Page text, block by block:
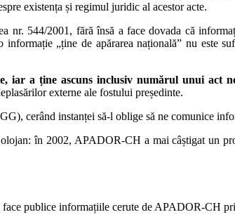
existența și regimul juridic al acestor acte.
544/2001, fără însă a face dovada că
„ține de apărarea națională” nu este
iar a ține ascuns inclusiv numărul unui act
externe ale fostului președinte.
cerând instanței să-l oblige să ne comunice
în 2002, APADOR-CH a mai câștigat un
face publice informațiile cerute de APADOR-CH